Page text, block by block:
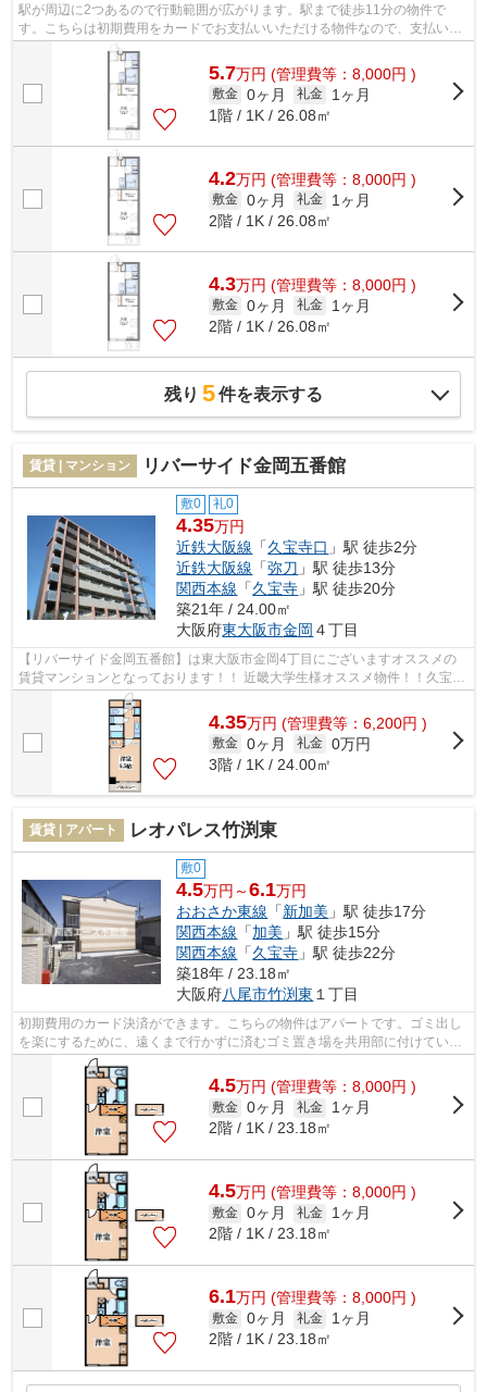
駅が周辺に2つあるので行動範囲が広がります。駅まで徒歩11分の物件で
す。こちらは初期費用をカードでお支払いいただける物件なので、支払い手
続きの手間が省けます。防犯対策もバッチ...
5.7万円 (管理費等：8,000円 )
敷金 0ヶ月 礼金
1ヶ月
1階 / 1K / 26.08㎡
4.2万円 (管理費等：8,000円 )
敷金 0ヶ月 礼金
1ヶ月
2階 / 1K / 26.08㎡
4.3万円 (管理費等：8,000円 )
敷金 0ヶ月 礼金
1ヶ月
2階 / 1K / 26.08㎡
残り 5件を表示する
賃貸 | マンション リバーサイド金岡五番館
敷0 礼0
4.35万円
近鉄大阪線 「久宝寺口 」駅 徒歩2分
近鉄大阪線 「弥刀 」駅 徒歩13分
関西本線 「久宝寺 」駅 徒歩20分
築21年 / 24.00㎡
大阪府東大阪市金岡 ４丁目
【リバーサイド金岡五番館】は東大阪市金岡4丁目にございますオススメの
賃貸マンションとなっております！！ 近畿大学生様オススメ物件！！久宝寺
口駅まで徒歩２分の好立地！！近畿大...
4.35万円 (管理費等：6,200円 )
敷金 0ヶ月 礼金 0万円
3階 / 1K / 24.00㎡
賃貸 | アパート レオパレス竹渕東
敷0
4.5万円～6.1万円
おおさか東線 「新加美 」駅 徒歩17分
関西本線 「加美 」駅 徒歩15分
関西本線 「久宝寺 」駅 徒歩22分
築18年 / 23.18㎡
大阪府八尾市竹渕東 １丁目
初期費用のカード決済ができます。こちらの物件はアパートです。ゴミ出し
を楽にするために、遠くまで行かずに済むゴミ置き場を共用部に付けていま
す。2駅利用できるアパートは電車での...
4.5万円 (管理費等：8,000円 )
敷金 0ヶ月 礼金
1ヶ月
2階 / 1K / 23.18㎡
4.5万円 (管理費等：8,000円 )
敷金 0ヶ月 礼金
1ヶ月
2階 / 1K / 23.18㎡
6.1万円 (管理費等：8,000円 )
敷金 0ヶ月 礼金
1ヶ月
2階 / 1K / 23.18㎡